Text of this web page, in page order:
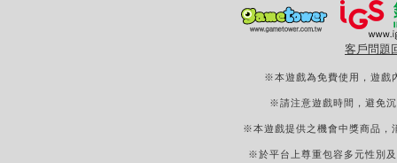
客戶問題
※本遊戲為免費使用，遊戲
※請注意遊戲時間，避免
※本遊戲提供之機會中獎商品，
※於平台上尊重包容多元性別